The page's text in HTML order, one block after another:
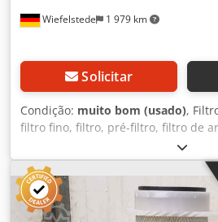
Wiefelstede 1 979 km
Solicitar
Condição: muito bom (usado),
filtro fino, filtro, pré-filtro, filtro de
do filtro de ar, caixa de filtro de ar,
- Fabricante: Donaldson, filtro de ar
18-1046 Ovp - Quantidade: 8 filtros
Preço: por unidade - Dimensões: Ø
2,9 kg/unid. Cjdpfx Aszd Ac Hjn Ieha